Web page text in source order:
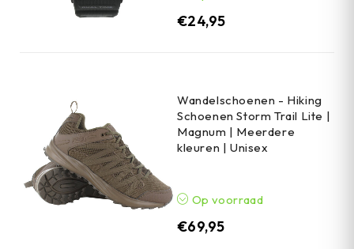
€24,95
Wandelschoenen - Hiking
Schoenen Storm Trail Lite |
Magnum | Meerdere
kleuren | Unisex
Op voorraad
€69,95